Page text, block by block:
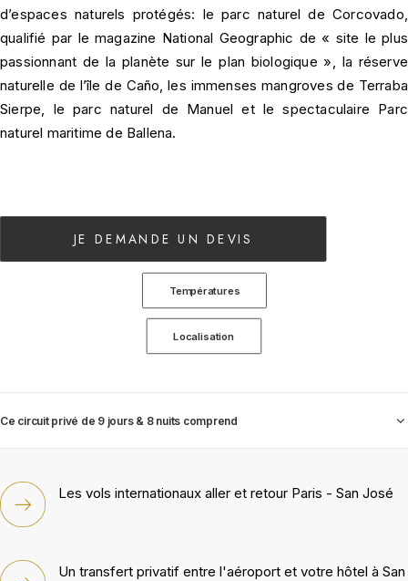
d’espaces naturels protégés: le parc naturel de Corcovado,
qualifié par le magazine National Geographic de « site le plus
passionnant de la planète sur le plan biologique », la réserve
naturelle de l’île de Caño, les immenses mangroves de Terraba
Sierpe, le parc naturel de Manuel et le spectaculaire Parc
naturel maritime de Ballena.
JE DEMANDE UN DEVIS
Températures
Localisation
Ce circuit privé de 9 jours & 8 nuits comprend
Les vols internationaux aller et retour Paris - San José
Un transfert privatif entre l'aéroport et votre hôtel à San